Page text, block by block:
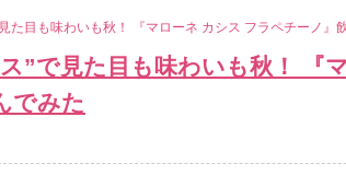
た目も味わいも秋！ 『マローネ カシス フラペチーノ』
”で見た目も味わいも秋！ 『
でみた